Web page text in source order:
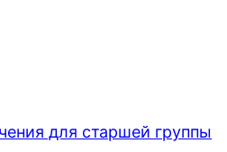
для старшей группы